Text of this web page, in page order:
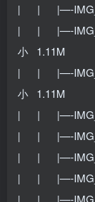
| | |—-
| | |—-
小 1.11M
| | |—-
小 1.11M
| | |—-
| | |—-
| | |—-
| | |—-
| | |—-